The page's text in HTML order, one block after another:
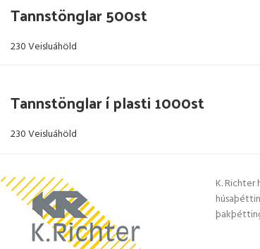
Tannstönglar 500st
230 Veisluáhöld
Tannstönglar í plasti 1000st
230 Veisluáhöld
K.